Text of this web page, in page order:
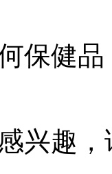
保健
兴趣